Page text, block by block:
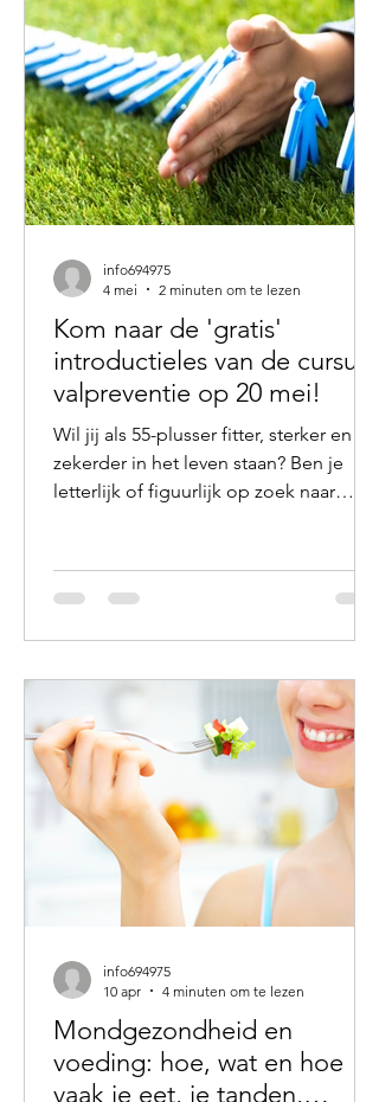
enige werkervaring, bij voorkeur
iemand die in opleiding is tot een
specialisatie
Kom naar de 'gratis'
introductieles van de cursus
valpreventie op 20 mei!
Wil jij als 55-plusser fitter, sterker en
zekerder in het leven staan? Ben je
letterlijk of figuurlijk op zoek naar
hoe? Dan is onze valpreventiecursus
‘Otago’ misschien precies wat je
gezond en in balans ouder kunt
worden. Zo neem je zelf weer de regie
over je gezondheid. Wie geven de
cursus? Wij, Roel Stupers en Danny
Smit van fysiothera
info694975
4 mei
2 minuten om te lezen
Mondgezondheid en
voeding: hoe, wat en hoe
vaak je eet, je tanden,
info694975
10 apr
4 minuten om te lezen